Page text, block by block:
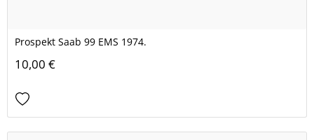
Prospekt Saab 99 EMS 1974.
10,00 €